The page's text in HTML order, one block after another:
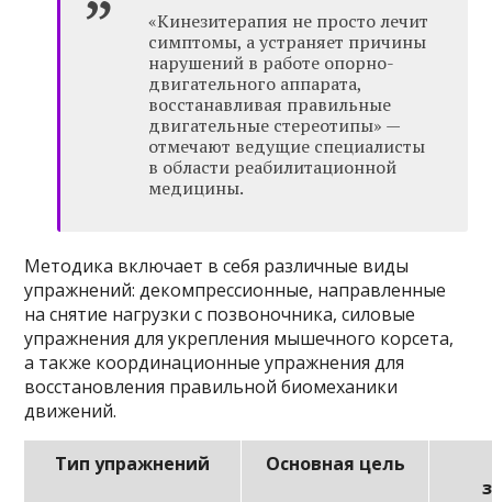
«Кинезитерапия не просто лечит
симптомы, а устраняет причины
нарушений в работе опорно-
двигательного аппарата,
восстанавливая правильные
двигательные стереотипы» —
отмечают ведущие специалисты
в области реабилитационной
медицины.
Методика включает в себя различные виды
упражнений: декомпрессионные, направленные
на снятие нагрузки с позвоночника, силовые
упражнения для укрепления мышечного корсета,
а также координационные упражнения для
восстановления правильной биомеханики
движений.
Тип упражнений
Основная цель